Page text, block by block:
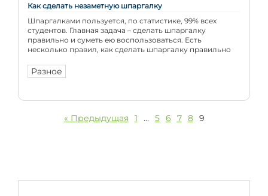
Как сделать незаметную шпаргалку
Шпаргалками пользуется, по статистике, 99% всех
студентов. Главная задача – сделать шпаргалку
правильно и суметь ею воспользоваться. Есть
несколько правил, как сделать шпаргалку правильно
Разное
« Предыдущая 1 … 5 6 7 8 9